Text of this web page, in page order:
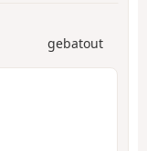
gebatout